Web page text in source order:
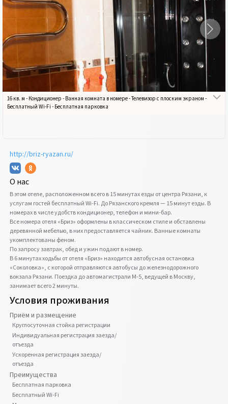
16 кв. м - Кондиционер - Ванная комната в номере-Телевизор с плоским экраном -
Бесплатный Wi-Fi - Бесплатная парковка
http://briz-ryazan.ru/
О нас
В этом отеле, расположенном всего в 15 минутах езды от центра Рязани, к
услугам гостей бесплатный Wi-Fi. До Рязанского кремля — 15 минут езды. В
номерах в числе удобств кондиционер, телефон и мини-бар.
Все номера отеля «Бриз» оформлены в классическом стиле и обставлены
деревянной мебелью, в них предоставляется чайник. Ванные комнаты
укомплектованы феном.
По запросу завтрак, обед и ужин подают в номер.
В 6 минутах ходьбы от отеля «Бриз» находится автобусная остановка
«Соколовка», с которой отправляются автобусы до железнодорожного
вокзала Рязани. Поездка до автомагистрали М-5, ведущей в Москву,
занимает всего 2 минуты.
Условия проживания
Приём и размещение
Круглосуточная стойка регистрации
Индивидуальная регистрация заезда/
отъезда
Ускоренная регистрация заезда/
отъезда
Преимущества
Бесплатная парковка
Бесплатный Wi-Fi